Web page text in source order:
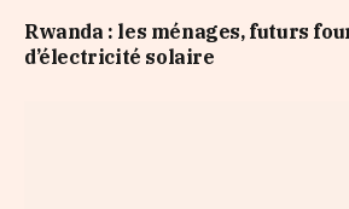
Rwanda : les ménages, futurs
d’électricité solaire